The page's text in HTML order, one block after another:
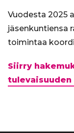
Vuodesta 2025
jäsenkuntiensa
toimintaa
Siirry
tulevaisuuden